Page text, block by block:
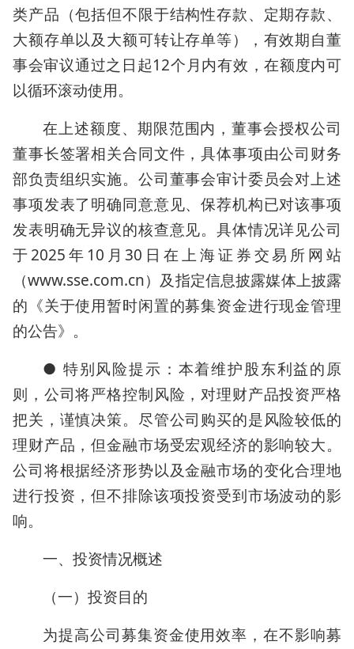
类产品（包括但不限于结构性存款、定期存款、
大额存单以及大额可转让存单等），有效期自董
事会审议通过之日起12个月内有效，在额度内可
以循环滚动使用。
在上述额度、期限范围内，董事会授权公司
董事长签署相关合同文件，具体事项由公司财务
部负责组织实施。公司董事会审计委员会对上述
事项发表了明确同意意见、保荐机构已对该事项
发表明确无异议的核查意见。具体情况详见公司
于2025年10月30日在上海证券交易所网站
（www.sse.com.cn）及指定信息披露媒体上披露
的《关于使用暂时闲置的募集资金进行现金管理
的公告》。
● 特别风险提示：本着维护股东利益的原
则，公司将严格控制风险，对理财产品投资严格
把关，谨慎决策。尽管公司购买的是风险较低的
理财产品，但金融市场受宏观经济的影响较大。
公司将根据经济形势以及金融市场的变化合理地
进行投资，但不排除该项投资受到市场波动的影
响。
一、投资情况概述
（一）投资目的
为提高公司募集资金使用效率，在不影响募